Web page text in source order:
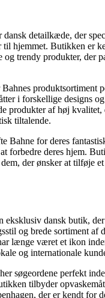
detailkæde, der
til hjemmet. Butikken er
og trendy produkter, der
Bahnes produktsortiment
i forskellige designs
produkter af høj kvalitet,
tiltalende.
Bahne for deres
forbedre deres hjem.
der ønsker at tilføje
eksklusiv dansk butik,
og brede sortiment af
længe været et ikon
og internationale
søgeordene perfekt
tilbyder
der er kendt for